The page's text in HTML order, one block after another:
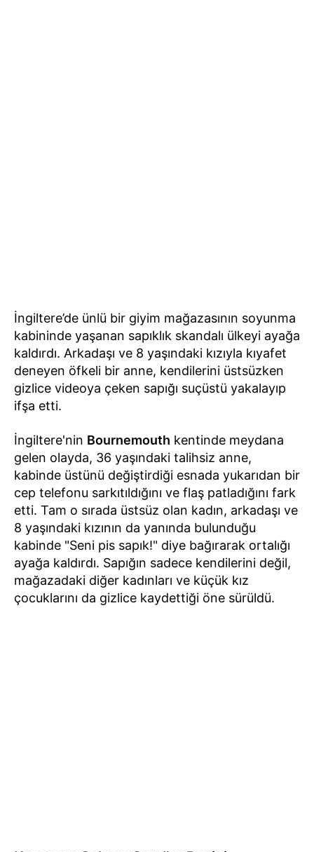
İngiltere’de ünlü bir giyim mağazasının soyunma
kabininde yaşanan sapıklık skandalı ülkeyi ayağa
kaldırdı. Arkadaşı ve 8 yaşındaki kızıyla kıyafet
deneyen öfkeli bir anne, kendilerini üstsüzken
gizlice videoya çeken sapığı suçüstü yakalayıp
ifşa etti.
İngiltere'nin Bournemouth kentinde meydana
gelen olayda, 36 yaşındaki talihsiz anne,
kabinde üstünü değiştirdiği esnada yukarıdan bir
cep telefonu sarkıtıldığını ve flaş patladığını fark
etti. Tam o sırada üstsüz olan kadın, arkadaşı ve
8 yaşındaki kızının da yanında bulunduğu
kabinde "Seni pis sapık!" diye bağırarak ortalığı
ayağa kaldırdı. Sapığın sadece kendilerini değil,
mağazadaki diğer kadınları ve küçük kız
çocuklarını da gizlice kaydettiği öne sürüldü.